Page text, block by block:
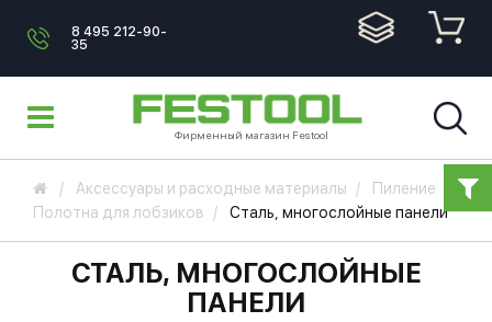
8 495 212-90-
35
Фирменный магазин Festool
Аксессуары и расходные материалы
Пиление
Полотна для лобзиков
Сталь, многослойные панели
СТАЛЬ, МНОГОСЛОЙНЫЕ
ПАНЕЛИ